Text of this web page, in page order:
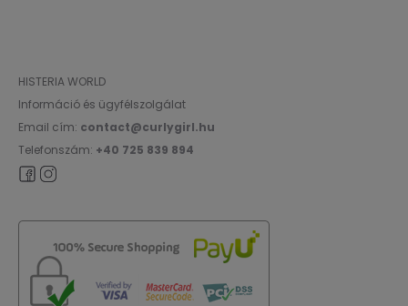
HISTERIA WORLD
Információ és ügyfélszolgálat
Email cím: contact@curlygirl.hu
Telefonszám: +40 725 839 894